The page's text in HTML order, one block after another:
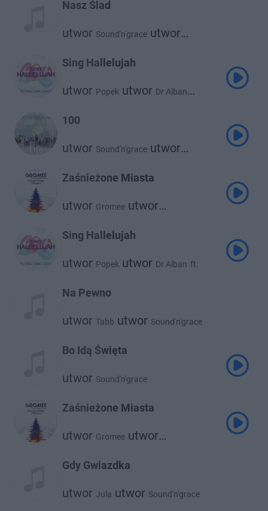
Nasz Ślad
utwor Sound'n'grace utwor
Sing Hallelujah
utwor Popek utwor Dr Alban
Sound'n'grace
100
utwor Sound'n'grace utwor
Zaśnieżone Miasta
utwor Gromee utwor
Sing Hallelujah
utwor Popek utwor Dr Alban ft.
Sound'n'grace
Na Pewno
utwor Tabb utwor Sound'n'grace
Bo Idą Święta
utwor Sound'n'grace
Zaśnieżone Miasta
utwor Gromee utwor
Gdy Gwiazdka
utwor Jula utwor Sound'n'grace